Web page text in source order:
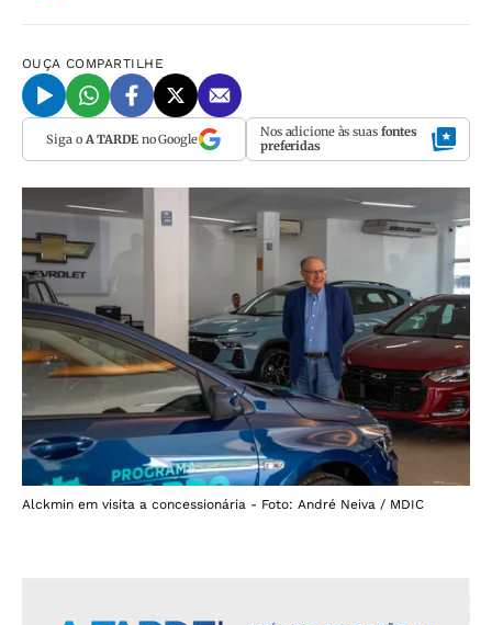
OUÇA COMPARTILHE
Siga o A TARDEno Google Nos adicione às suas fontes
preferidas
Alckmin em visita a concessionária - Foto: André Neiva / MDIC